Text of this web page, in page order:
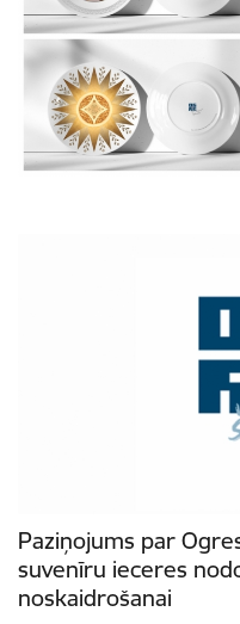
Paziņojums par
suvenīru ieceres
noskaidrošanai